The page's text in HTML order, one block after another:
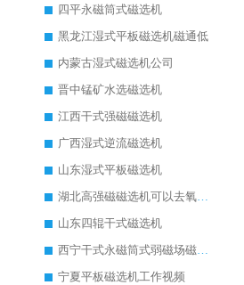
四平永磁筒式磁选机
黑龙江湿式平板磁选机磁通低
内蒙古湿式磁选机公司
晋中锰矿水选磁选机
江西干式强磁磁选机
广西湿式逆流磁选机
山东湿式平板磁选机
湖北高强磁磁选机可以去氧化铝
山东四辊干式磁选机
西宁干式永磁筒式弱磁场磁选机结构图
宁夏平板磁选机工作视频